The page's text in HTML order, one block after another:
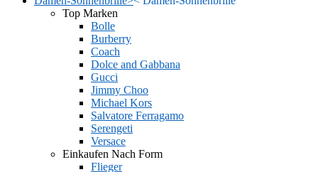
Top Marken
Bolle
Burberry
Coach
Dolce and Gabbana
Gucci
Jimmy Choo
Michael Kors
Salvatore Ferragamo
Serengeti
Versace
Einkaufen Nach Form
Flieger